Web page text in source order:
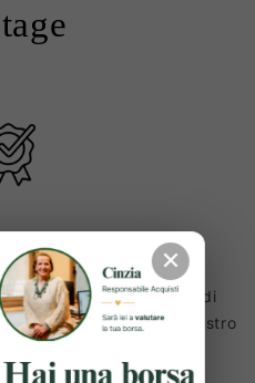
Originali ✔️
a una lunga serie di
di essere inserito sul nostro
✕